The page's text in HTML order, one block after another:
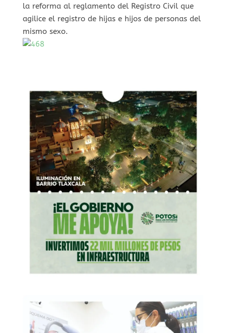
la reforma al reglamento del Registro Civil que
agilice el registro de hijas e hijos de personas del
mismo sexo.